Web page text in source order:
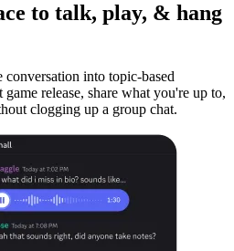
to talk, play, & hang
into topic-based
release, share what you're up to,
clogging up a group chat.